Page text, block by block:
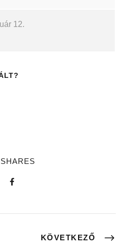
12.
SHARES
KÖVETKEZŐ